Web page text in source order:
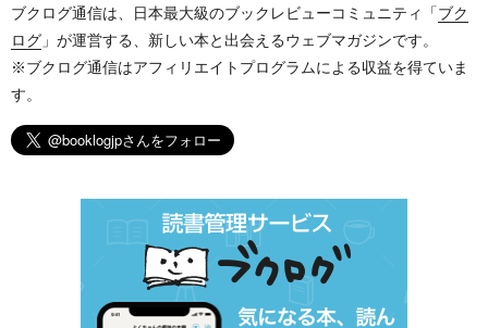
ブクログ通信は、日本最大級のブックレビューコミュニティ「ブク
ログ 」が運営する、新しい本と出会えるウェブマガジンです。
※ブクログ通信はアフィリエイトプログラムによる収益を得ていま
す。